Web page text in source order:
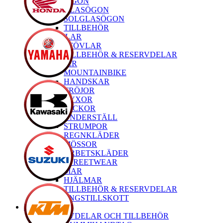
GLASÖGON
SOLGLASÖGON
TILLBEHÖR
STÖVLAR
STÖVLAR
TILLBEHÖR & RESERVDELAR
KLÄDER
MOUNTAINBIKE
HANDSKAR
TRÖJOR
BYXOR
JACKOR
UNDERSTÄLL
STRUMPOR
REGNKLÄDER
MÖSSOR
ARBETSKLÄDER
STREETWEAR
HJÄLMAR
HJÄLMAR
TILLBEHÖR & RESERVDELAR
TRÄNINGSTILLSKOTT
MTB
RESERVDELAR OCH TILLBEHÖR